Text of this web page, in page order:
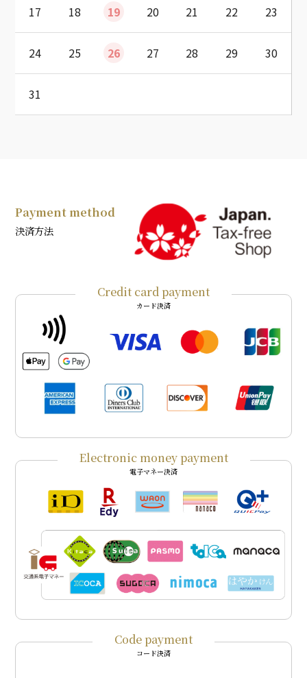
17 18 19 20 21 22 23
24 25 26 27 28 29 30
31
Payment method
決済方法
Credit card payment
カード決済
Electronic money payment
電子マネー決済
Code payment
コード決済